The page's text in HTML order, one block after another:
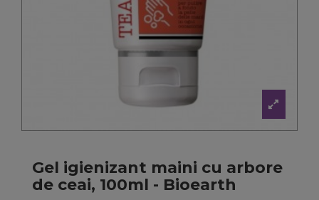
Gel igienizant maini cu arbore
de ceai, 100ml - Bioearth